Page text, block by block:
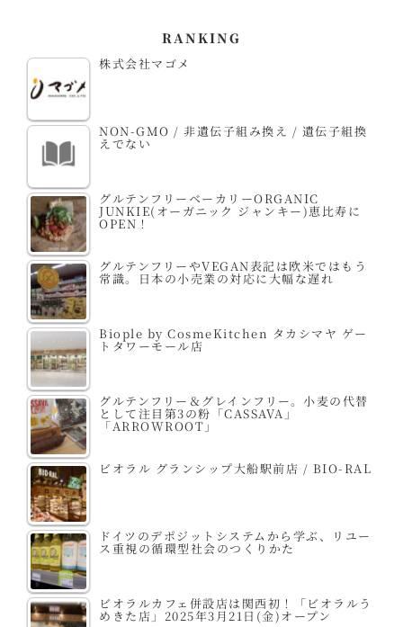
RANKING
株式会社マゴメ
NON-GMO / 非遺伝子組み換え / 遺伝子組換
えでない
グルテンフリーベーカリーORGANIC
JUNKIE(オーガニック ジャンキー)恵比寿に
OPEN！
グルテンフリーやVEGAN表記は欧米ではもう
常識。日本の小売業の対応に大幅な遅れ
Biople by CosmeKitchen タカシマヤ ゲー
トタワーモール店
グルテンフリー＆グレインフリー。小麦の代替
として注目第3の粉「CASSAVA」
「ARROWROOT」
ビオラル グランシップ大船駅前店 / BIO-RAL
ドイツのデポジットシステムから学ぶ、リユー
ス重視の循環型社会のつくりかた
ビオラルカフェ併設店は関西初！「ビオラルう
めきた店」2025年3月21日(金)オープン